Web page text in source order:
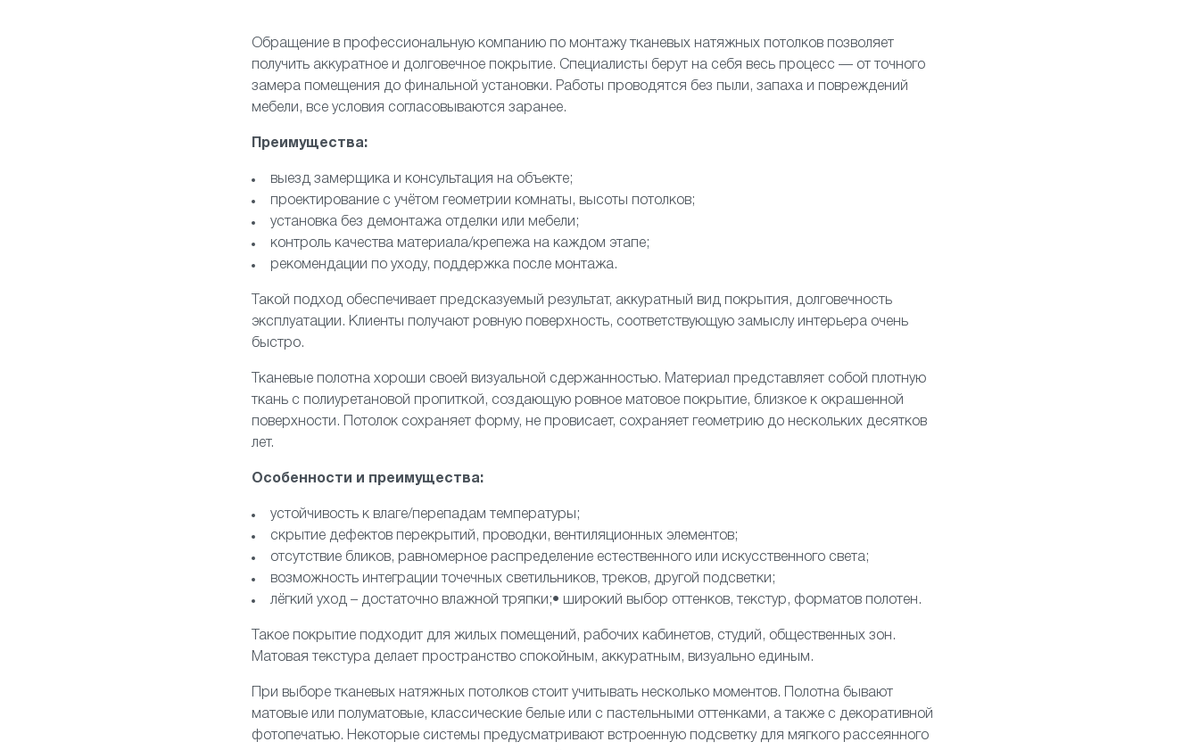
Обращение в профессиональную компанию по монтажу тканевых натяжных потолков позволяет
получить аккуратное и долговечное покрытие. Специалисты берут на себя весь процесс — от точного
замера помещения до финальной установки. Работы проводятся без пыли, запаха и повреждений
мебели, все условия согласовываются заранее.
Преимущества:
выезд замерщика и консультация на объекте;
проектирование с учётом геометрии комнаты, высоты потолков;
установка без демонтажа отделки или мебели;
контроль качества материала/крепежа на каждом этапе;
рекомендации по уходу, поддержка после монтажа.
Такой подход обеспечивает предсказуемый результат, аккуратный вид покрытия, долговечность
эксплуатации. Клиенты получают ровную поверхность, соответствующую замыслу интерьера очень
быстро.
Тканевые полотна хороши своей визуальной сдержанностью. Материал представляет собой плотную
ткань с полиуретановой пропиткой, создающую ровное матовое покрытие, близкое к окрашенной
поверхности. Потолок сохраняет форму, не провисает, сохраняет геометрию до нескольких десятков
лет.
Особенности и преимущества:
устойчивость к влаге/перепадам температуры;
скрытие дефектов перекрытий, проводки, вентиляционных элементов;
отсутствие бликов, равномерное распределение естественного или искусственного света;
возможность интеграции точечных светильников, треков, другой подсветки;
лёгкий уход – достаточно влажной тряпки;• широкий выбор оттенков, текстур, форматов полотен.
Такое покрытие подходит для жилых помещений, рабочих кабинетов, студий, общественных зон.
Матовая текстура делает пространство спокойным, аккуратным, визуально единым.
При выборе тканевых натяжных потолков стоит учитывать несколько моментов. Полотна бывают
матовые или полуматовые, классические белые или с пастельными оттенками, а также с декоративной
фотопечатью. Некоторые системы предусматривают встроенную подсветку для мягкого рассеянного